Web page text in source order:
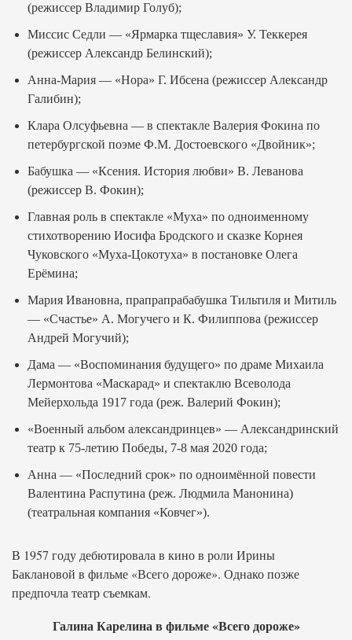
(режиссер Владимир Голуб);
Миссис Седли — «Ярмарка тщеславия» У. Теккерея
(режиссер Александр Белинский);
Анна-Мария — «Нора» Г. Ибсена (режиссер Александр
Галибин);
Клара Олсуфьевна — в спектакле Валерия Фокина по
петербургской поэме Ф.М. Достоевского «Двойник»;
Бабушка — «Ксения. История любви» В. Леванова
(режиссер В. Фокин);
Главная роль в спектакле «Муха» по одноименному
стихотворению Иосифа Бродского и сказке Корнея
Чуковского «Муха-Цокотуха» в постановке Олега
Ерёмина;
Мария Ивановна, прапрапрабабушка Тильтиля и Митиль
— «Счастье» А. Могучего и К. Филиппова (режиссер
Андрей Могучий);
Дамa — «Воспоминания будущего» по драме Михаила
Лермонтова «Маскарад» и спектаклю Всеволода
Мейерхольда 1917 года (реж. Валерий Фокин);
«Военный альбом александринцев» — Александринский
театр к 75-летию Победы, 7-8 мая 2020 года;
Анна — «Последний срок» по одноимённой повести
Валентина Распутина (реж. Людмила Манонина)
(театральная компания «Ковчег»).
В 1957 году дебютировала в кино в роли Ирины
Баклановой в фильме «Всего дороже». Однако позже
предпочла театр съемкам.
Галина Карелина в фильме «Всего дороже»